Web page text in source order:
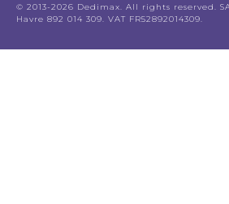
© 2013-2026 Dedimax. All rights reserved.
Havre 892 014 309. VAT FR52892014309.